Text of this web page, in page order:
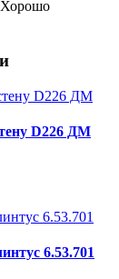
Хорошо
D226 ДМ
6.53.701